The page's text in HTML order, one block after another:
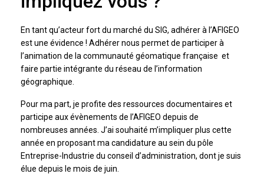
En tant qu’acteur fort du marché du SIG, adhérer à l’AFIGEO
est une évidence ! Adhérer nous permet de participer à
l’animation de la communauté géomatique française et
faire partie intégrante du réseau de l’information
géographique.
Pour ma part, je profite des ressources documentaires et
participe aux évènements de l’AFIGEO depuis de
nombreuses années. J’ai souhaité m’impliquer plus cette
année en proposant ma candidature au sein du pôle
Entreprise-Industrie du conseil d’administration, dont je suis
élue depuis le mois de juin.